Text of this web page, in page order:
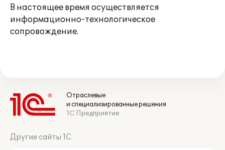
В настоящее время осуществляется
информационно-технологическое
сопровождение.
Отраслевые
и специализированные решения
1С:Предприятие
Другие сайты 1С